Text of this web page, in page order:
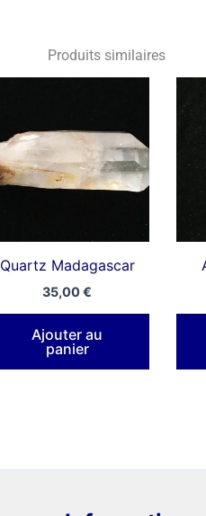
Produits similaires
Quartz Madagascar
35,00€
Ajouter au
panier